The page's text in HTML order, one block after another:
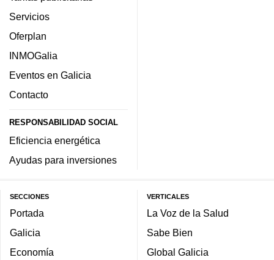
Servicios
Oferplan
INMOGalia
Eventos en Galicia
Contacto
RESPONSABILIDAD SOCIAL
Eficiencia energética
Ayudas para inversiones
SECCIONES
Portada
Galicia
Economía
VERTICALES
La Voz de la Salud
Sabe Bien
Global Galicia